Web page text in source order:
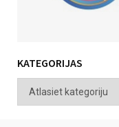
KATEGORIJAS